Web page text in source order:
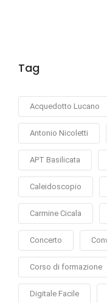
Tag
Acquedotto Lucano
Antonio Nicoletti
APT Basilicata
Caleidoscopio
Carmine Cicala
Concerto
Corso di formazione
Digitale Facile